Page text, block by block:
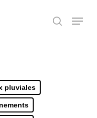
search
Menu
pluviales